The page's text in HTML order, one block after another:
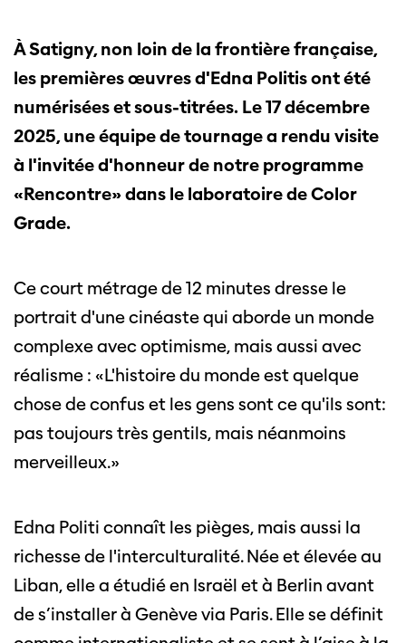
À Satigny, non loin de la frontière française,
les premières œuvres d'Edna Politis ont été
numérisées et sous-titrées. Le 17 décembre
2025, une équipe de tournage a rendu visite
à l'invitée d'honneur de notre programme
«Rencontre» dans le laboratoire de Color
Grade.
Ce court métrage de 12 minutes dresse le
portrait d'une cinéaste qui aborde un monde
complexe avec optimisme, mais aussi avec
réalisme : «L'histoire du monde est quelque
chose de confus et les gens sont ce qu'ils sont:
pas toujours très gentils, mais néanmoins
merveilleux.»
Edna Politi connaît les pièges, mais aussi la
richesse de l'interculturalité. Née et élevée au
Liban, elle a étudié en Israël et à Berlin avant
de s’installer à Genève via Paris. Elle se définit